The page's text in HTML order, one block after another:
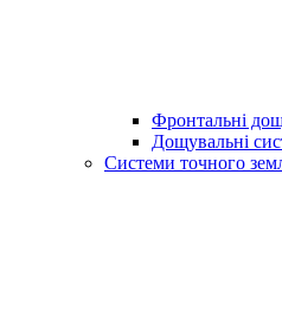
Фронтальні
Дощувальні
Системи точного